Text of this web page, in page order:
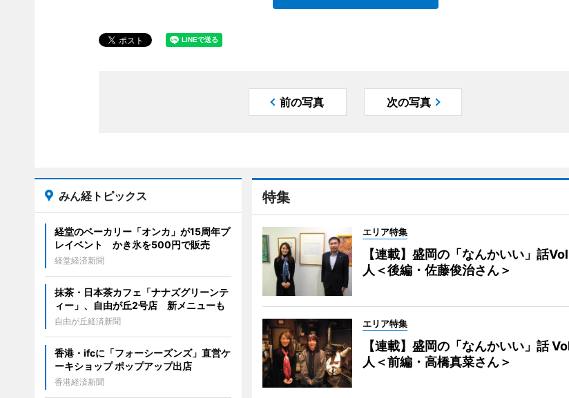
前の写真 次の写真
特集
エリア特集
【連載】盛岡の「なんかいい」話
人＜後編・佐藤俊治さん＞
エリア特集
【連載】盛岡の「なんかいい」話
人＜前編・高橋真菜さん＞
みん経トピックス
経堂のベーカリー「オンカ」が15周年プ
レイベント かき氷を500円で販売
経堂経済新聞
抹茶・日本茶カフェ「ナナズグリーンテ
ィー」、自由が丘2号店 新メニューも
自由が丘経済新聞
香港・ifcに「フォーシーズンズ」直営ケ
ーキショップ ポップアップ出店
香港経済新聞